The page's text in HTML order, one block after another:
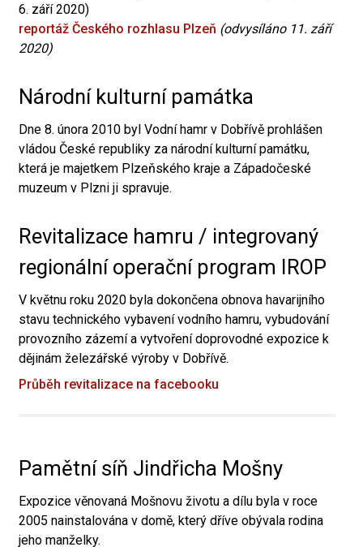
6. září 2020)
reportáž Českého rozhlasu Plzeň (odvysíláno 11. září
2020)
Národní kulturní památka
Dne 8. února 2010 byl Vodní hamr v Dobřívě prohlášen
vládou České republiky za národní kulturní památku,
která je majetkem Plzeňského kraje a Západočeské
muzeum v Plzni ji spravuje.
Revitalizace hamru / integrovaný
regionální operační program IROP
V květnu roku 2020 byla dokončena obnova havarijního
stavu technického vybavení vodního hamru, vybudování
provozního zázemí a vytvoření doprovodné expozice k
dějinám železářské výroby v Dobřívě.
Průběh revitalizace na facebooku
Pamětní síň Jindřicha Mošny
Expozice věnovaná Mošnovu životu a dílu byla v roce
2005 nainstalována v domě, který dříve obývala rodina
jeho manželky.